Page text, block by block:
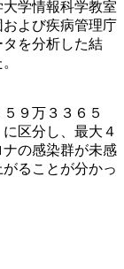
学情報科学教室
よび疾病管理庁
を分析した結
９万３３６５
区分し、最大４
の感染群が未感
ることが分かっ